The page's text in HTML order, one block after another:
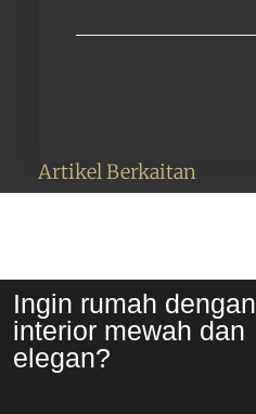
Artikel Berkaitan
Ingin rumah dengan
interior mewah dan
elegan?